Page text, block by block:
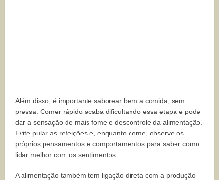
Além disso, é importante saborear bem a comida, sem
pressa. Comer rápido acaba dificultando essa etapa e pode
dar a sensação de mais fome e descontrole da alimentação.
Evite pular as refeições e, enquanto come, observe os
próprios pensamentos e comportamentos para saber como
lidar melhor com os sentimentos.
A alimentação também tem ligação direta com a produção